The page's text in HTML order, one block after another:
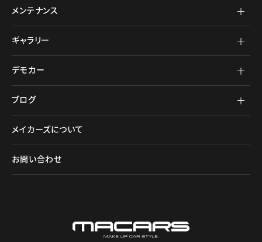
メンテナンス
ギャラリー
デモカー
ブログ
メイカーズについて
お問い合わせ